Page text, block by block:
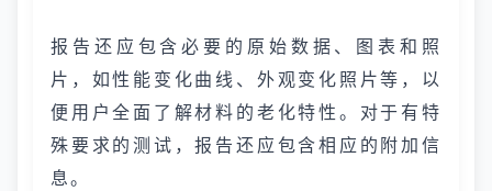
报告还应包含必要的原始数据、图表和照
片，如性能变化曲线、外观变化照片等，以
便用户全面了解材料的老化特性。对于有特
殊要求的测试，报告还应包含相应的附加信
息。